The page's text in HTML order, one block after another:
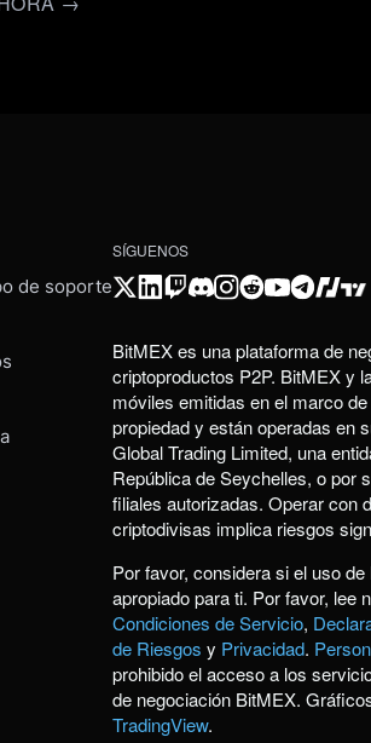
de soporte
SÍGUENOS
BitMEX es una plataforma de
criptoproductos P2P. BitMEX y
móviles emitidas en el marco
propiedad y están operadas en
Global Trading Limited, una
República de Seychelles, o por
filiales autorizadas. Operar con
criptodivisas implica riesgos
Por favor, considera si el uso
apropiado para ti. Por favor, lee
Condiciones de Servicio,
de Riesgos y Privacidad.
prohibido el acceso a los
de negociación BitMEX.
TradingView.